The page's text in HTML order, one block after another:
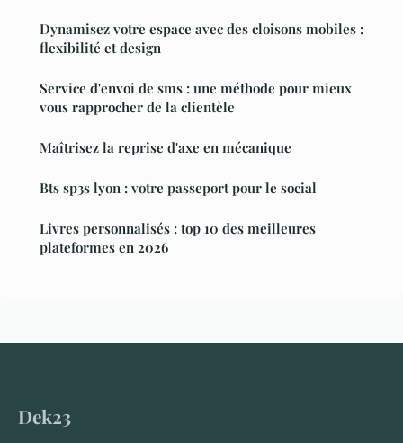
Dynamisez votre espace avec des cloisons mobiles :
flexibilité et design
Service d'envoi de sms : une méthode pour mieux
vous rapprocher de la clientèle
Maîtrisez la reprise d'axe en mécanique
Bts sp3s lyon : votre passeport pour le social
Livres personnalisés : top 10 des meilleures
plateformes en 2026
Dek23